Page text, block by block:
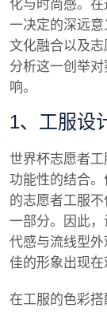
化与时尚感。
一决定的深远意
文化融合以及志
分析这一创举
响。
1、工服设
世界杯志愿者
功能性的结合
的志愿者工服
一部分。因此
代感与流线型
佳的形象出现在
在工服的色彩